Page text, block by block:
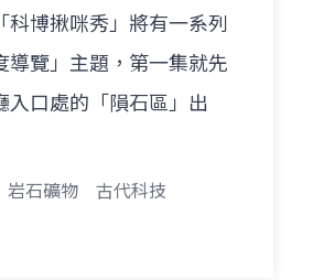
科博揪咪秀」將有一系列
導覽」主題，第一集就先
入口處的「隕石區」出
岩石礦物 古代科技